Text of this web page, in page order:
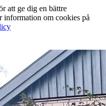
att ge dig en bättre
information om cookies på